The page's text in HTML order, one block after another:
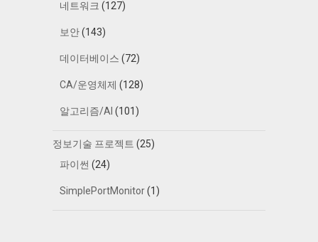
네트워크 (127)
보안(143)
데이터베이스 (72)
CA/운영체제 (128)
알고리즘/AI (101)
정보기술 프로젝트 (25)
파이썬 (24)
SimplePortMonitor(1)